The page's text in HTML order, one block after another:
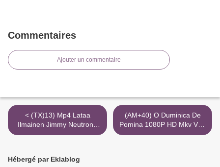
Commentaires
Ajouter un commentaire
< (TX)13) Mp4 Lataa
Ilmainen Jimmy Neutron -
Neropatti 720P Torrent
(AM+40) O Duminica De
Pomina 1080P HD Mkv Vezi
>
Hébergé par Eklablog